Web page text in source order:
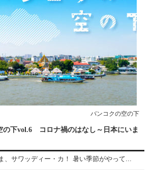
バンコクの空の下
の下vol.6 コロナ禍のはなし～日本にいま
、サワッディー・カ！ 暑い季節がやって...